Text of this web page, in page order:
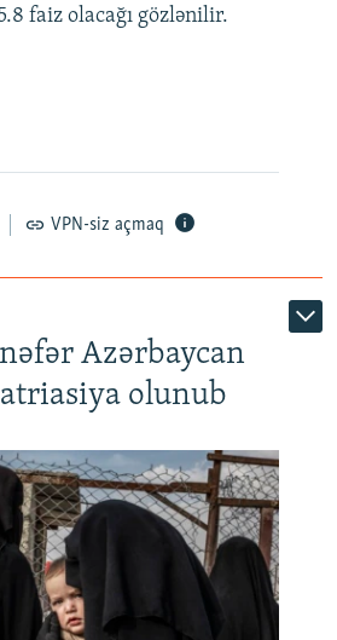
480p
faiz olacağı gözlənilir.
VPN-siz açmaq
Azərbaycan
olunub